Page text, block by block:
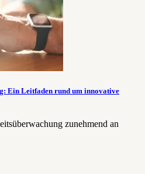
Ein Leitfaden rund um innovative
zunehmend an